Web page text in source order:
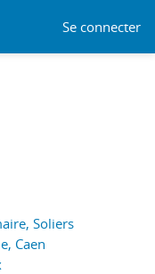
Se connecter
Soliers
Caen